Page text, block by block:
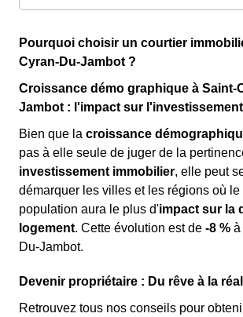
Pourquoi choisir un courtier
Cyran-Du-Jambot ?
Croissance démo graphique à Saint-
Jambot : l'impact sur
Bien que la croissance
pas à elle seule de juger de la
investissement immobilier, elle peut
démarquer les villes et les régions où
population aura le plus d'impact sur la
logement. Cette évolution est de -8 % à
Du-Jambot.
Devenir propriétaire : Du rêve à la
Retrouvez tous nos conseils pour